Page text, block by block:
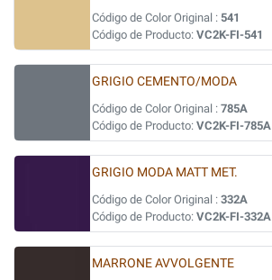
Código de Color Original : 541
Código de Producto: VC2K-FI-541
GRIGIO CEMENTO/MODA
Código de Color Original : 785A
Código de Producto: VC2K-FI-785A
GRIGIO MODA MATT MET.
Código de Color Original : 332A
Código de Producto: VC2K-FI-332A
MARRONE AVVOLGENTE